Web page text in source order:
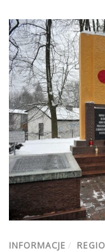
INFORMACJE /